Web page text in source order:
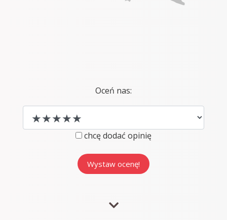
Oceń nas:
chcę dodać opinię